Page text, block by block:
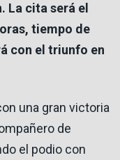
La cita será el
tiempo de
con el triunfo en
una gran victoria
de
el podio con